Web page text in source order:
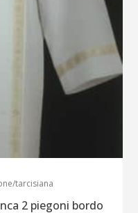
tarcisiana
2 piegoni bordo